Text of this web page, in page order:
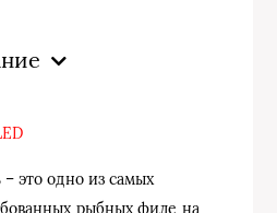
это одно из самых
рыбных филе на